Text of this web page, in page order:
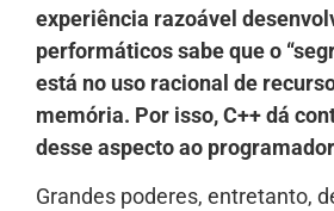
experiência razoável
performáticos sabe que o
está no uso racional de
memória. Por isso, C++ dá
desse aspecto ao
Grandes poderes, entretanto,